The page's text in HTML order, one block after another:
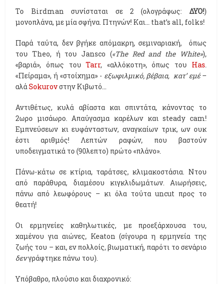
Το Birdman συνίσταται σε 2 (ολογράφως: ΔΥΟ!)
μονοπλάνα, με μία σφήνα. Πτηνών! Και... that’s all, folks!
Παρά ταύτα, δεν βγήκε απόμακρη, σεμιναριακή, όπως
του Theo, ή του Jansco («The Red and the White»),
«βαριά», όπως τουTarr, «αλλόκοτη», όπως του Has.
«Πείραμα», ή «στοίχημα» - εξωφιλμικό, βέβαια, κατ’ εμέ–
αλάSokurovστην Κιβωτό…
Αντιθέτως, κυλά αβίαστα και σπιντάτα, κάνοντας το
2ωρο μισάωρο. Απαύγασμα καρέλων και steady cam!
Εμπνεύσεων κι ευφάνταστων, αναγκαίων τρικ, ων ουκ
έστι αριθμός! Λεπτών ραφών, που βαστούν
υποδειγματικά το (90λεπτο) πρώτο «πλάνο».
Πάνω-κάτω σε κτίρια, ταράτσες, κλιμακοστάσια. Ντου
από παράθυρα, διαμέσου κιγκλιδωμάτων. Αιωρήσεις,
πάνω από λεωφόρους – κι όλα τούτα uncut προς το
θεατή!
Οι ερμηνείες καθηλωτικές, με προεξάρχουσα του,
χαμένου για αιώνες, Keaton (σίγουρα η ερμηνεία της
ζωής του – και, εν πολλοίς, βιωματική, παρότι το σενάριο
δενγράφτηκε πάνω του).
Υπόβαθρο, πλούσιο και διαχρονικό: